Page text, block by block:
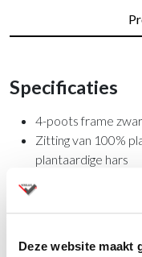
Deze website maakt
Specificaties
4-poots frame
Zitting van 100%
plantaardige hars